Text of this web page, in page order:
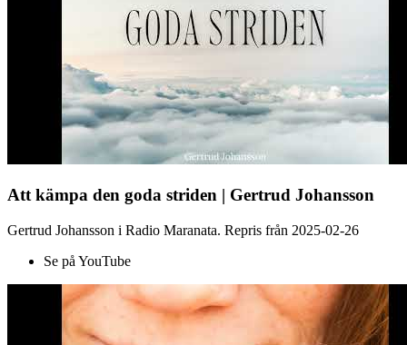
Att kämpa den goda striden | Gertrud Johansson
Gertrud Johansson i Radio Maranata. Repris från 2025-02-26
Se på YouTube